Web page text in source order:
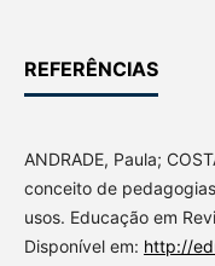
REFERÊNCIAS
ANDRADE, Paula;
conceito de
usos. Educação em
Disponível em: http://